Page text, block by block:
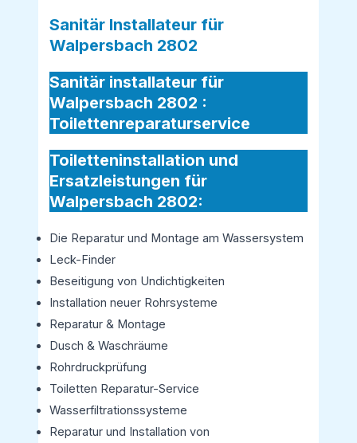
Sanitär Installateur für
Walpersbach 2802
Sanitär installateur für
Walpersbach 2802 :
Toilettenreparaturservice
Toiletteninstallation und
Ersatzleistungen für
Walpersbach 2802:
Die Reparatur und Montage am Wassersystem
Leck-Finder
Beseitigung von Undichtigkeiten
Installation neuer Rohrsysteme
Reparatur & Montage
Dusch & Waschräume
Rohrdruckprüfung
Toiletten Reparatur-Service
Wasserfiltrationssysteme
Reparatur und Installation von